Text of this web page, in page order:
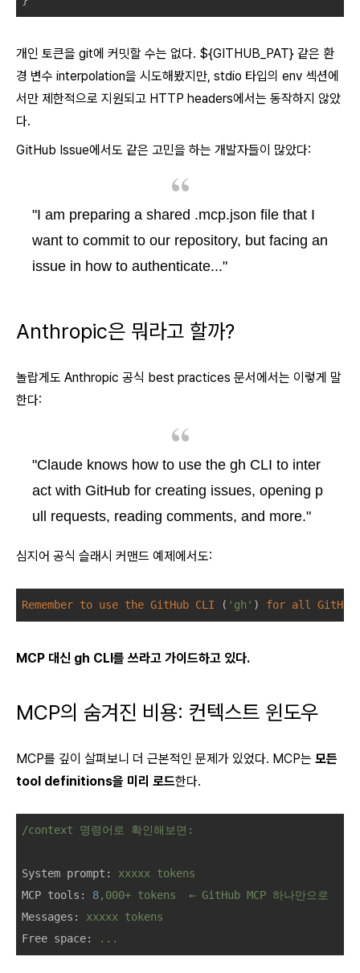
개인 토큰을 git에 커밋할 수는 없다. ${GITHUB_PAT} 같은 환
경 변수 interpolation을 시도해봤지만, stdio 타입의 env 섹션에
서만 제한적으로 지원되고 HTTP headers에서는 동작하지 않았
다.
GitHub Issue에서도 같은 고민을 하는 개발자들이 많았다:
"I am preparing a shared .mcp.json file that I
want to commit to our repository, but facing an
issue in how to authenticate..."
Anthropic은 뭐라고 할까?
놀랍게도 Anthropic 공식 best practices 문서에서는 이렇게 말
한다:
"Claude knows how to use the gh CLI to inter
act with GitHub for creating issues, opening p
ull requests, reading comments, and more."
심지어 공식 슬래시 커맨드 예제에서도:
Remember to use the GitHub CLI ( 'gh' ) for all
MCP 대신 gh CLI를 쓰라고 가이드하고 있다.
MCP의 숨겨진 비용: 컨텍스트 윈도우
MCP를 깊이 살펴보니 더 근본적인 문제가 있었다. MCP는 모든
tool definitions을 미리 로드한다.
/context 명령어로 확인해보면:
System prompt: xxxxx tokens
MCP tools:
8,000+ tokens ← GitHub MCP 하나만으로
Messages:
xxxxx tokens
Free space:
...